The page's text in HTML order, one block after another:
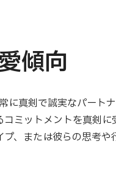
傾向
に真剣で誠実なパート
コミットメントを真剣
、または彼らの思考